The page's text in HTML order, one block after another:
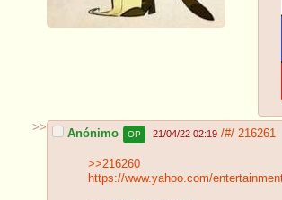
>> Anónimo OP 21/04/22 02:19 /#/ 216261
>>216260
https://www.yahoo.com/